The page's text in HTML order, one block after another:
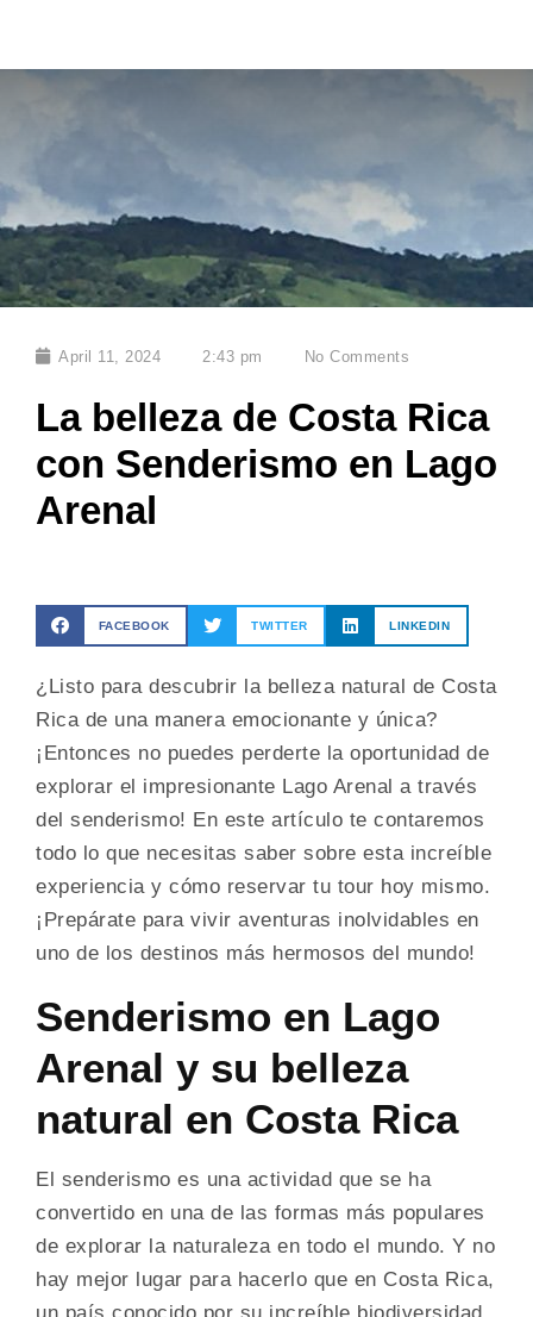
April 11, 2024 2:43 pm No Comments
La belleza de Costa Rica
con Senderismo en Lago
Arenal
FACEBOOK TWITTER LINKEDIN
¿Listo para descubrir la belleza natural de Costa
Rica de una manera emocionante y única?
¡Entonces no puedes perderte la oportunidad de
explorar el impresionante Lago Arenal a través
del senderismo! En este artículo te contaremos
todo lo que necesitas saber sobre esta increíble
experiencia y cómo reservar tu tour hoy mismo.
¡Prepárate para vivir aventuras inolvidables en
uno de los destinos más hermosos del mundo!
Senderismo en Lago
Arenal y su belleza
natural en Costa Rica
El senderismo es una actividad que se ha
convertido en una de las formas más populares
de explorar la naturaleza en todo el mundo. Y no
hay mejor lugar para hacerlo que en Costa Rica,
un país conocido por su increíble biodiversidad